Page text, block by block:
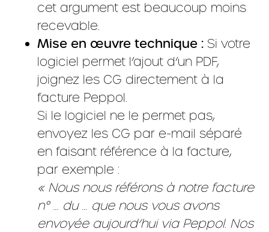
cet argument est beaucoup moins
recevable.
Mise en œuvre technique :Si votre
logiciel permet l’ajout d’un PDF,
joignez les CG directement à la
facture Peppol.
Si le logiciel ne le permet pas,
envoyez les CG par e-mail séparé
en faisant référence à la facture,
par exemple :
« Nous nous référons à notre facture
n° … du … que nous vous avons
envoyée aujourd’hui via Peppol. Nos